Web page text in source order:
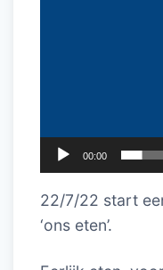
00:00
22/7/22 start
‘ons eten’.